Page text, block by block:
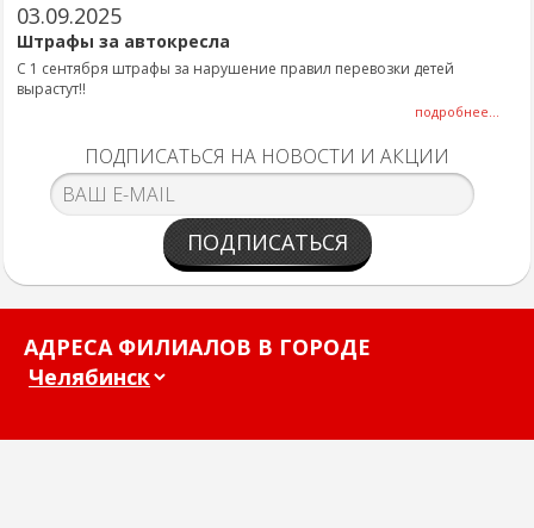
03.09.2025
Штрафы за автокресла
С 1 сентября штрафы за нарушение правил перевозки детей
вырастут!!
подробнее...
ПОДПИСАТЬСЯ НА НОВОСТИ И АКЦИИ
ПОДПИСАТЬСЯ
АДРЕСА ФИЛИАЛОВ В ГОРОДЕ